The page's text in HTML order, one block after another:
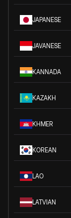
JAPANESE
JAVANESE
KANNADA
KAZAKH
KHMER
KOREAN
LAO
LATVIAN